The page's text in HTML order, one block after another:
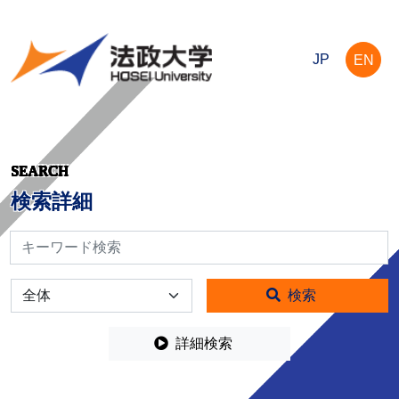
JP EN
SEARCH
検索詳細
検索
全体 検索
詳細検索